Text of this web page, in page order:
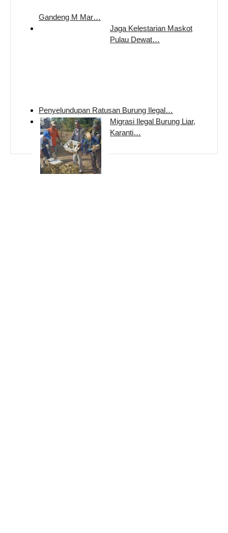
Gandeng M Mar…
Jaga Kelestarian Maskot
Pulau Dewat…
Penyelundupan Ratusan Burung Ilegal…
Migrasi Ilegal Burung Liar,
Karanti…